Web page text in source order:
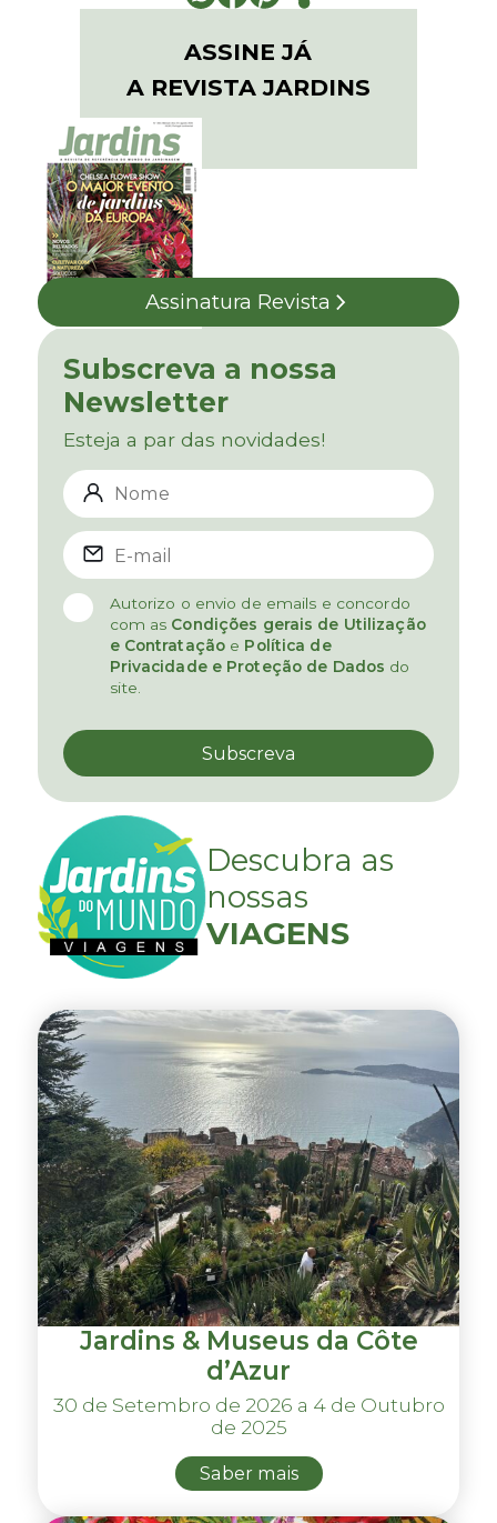
ASSINE JÁ
A REVISTA JARDINS
Assinatura Revista
Subscreva a nossa
Newsletter
Esteja a par das novidades!
Autorizo o envio de emails e concordo
com as Condições gerais de Utilização
e Contratação e Política de
Privacidade e Proteção de Dados do
site.
Descubra as
nossas
VIAGENS
Jardins & Museus da Côte
d’Azur
30 de Setembro de 2026 a 4 de Outubro
de 2025
Saber mais